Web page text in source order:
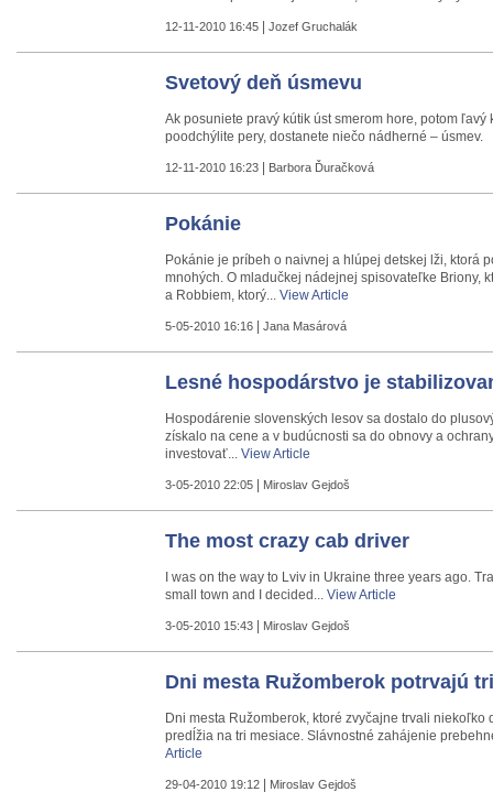
12-11-2010 16:45 Jozef Gruchalák
Svetový deň úsmevu
Ak posuniete pravý kútik úst smerom hore, potom ľavý
poodchýlite pery, dostanete niečo nádherné – úsmev.
12-11-2010 16:23 Barbora Ďuračková
Pokánie
Pokánie je príbeh o naivnej a hlúpej detskej lži, ktorá
mnohých. O mladučkej nádejnej spisovateľke Briony,
a Robbiem, ktorý... View Article
5-05-2010 16:16 Jana Masárová
Lesné hospodárstvo je
Hospodárenie slovenských lesov sa dostalo do
získalo na cene a v budúcnosti sa do obnovy a
investovať... View Article
3-05-2010 22:05 Miroslav Gejdoš
The most crazy cab driver
I was on the way to Lviv in Ukraine three years ago.
small town and I decided... View Article
3-05-2010 15:43 Miroslav Gejdoš
Dni mesta Ružomberok potrvajú
Dni mesta Ružomberok, ktoré zvyčajne trvali niekoľko
predĺžia na tri mesiace. Slávnostné zahájenie
Article
29-04-2010 19:12 Miroslav Gejdoš